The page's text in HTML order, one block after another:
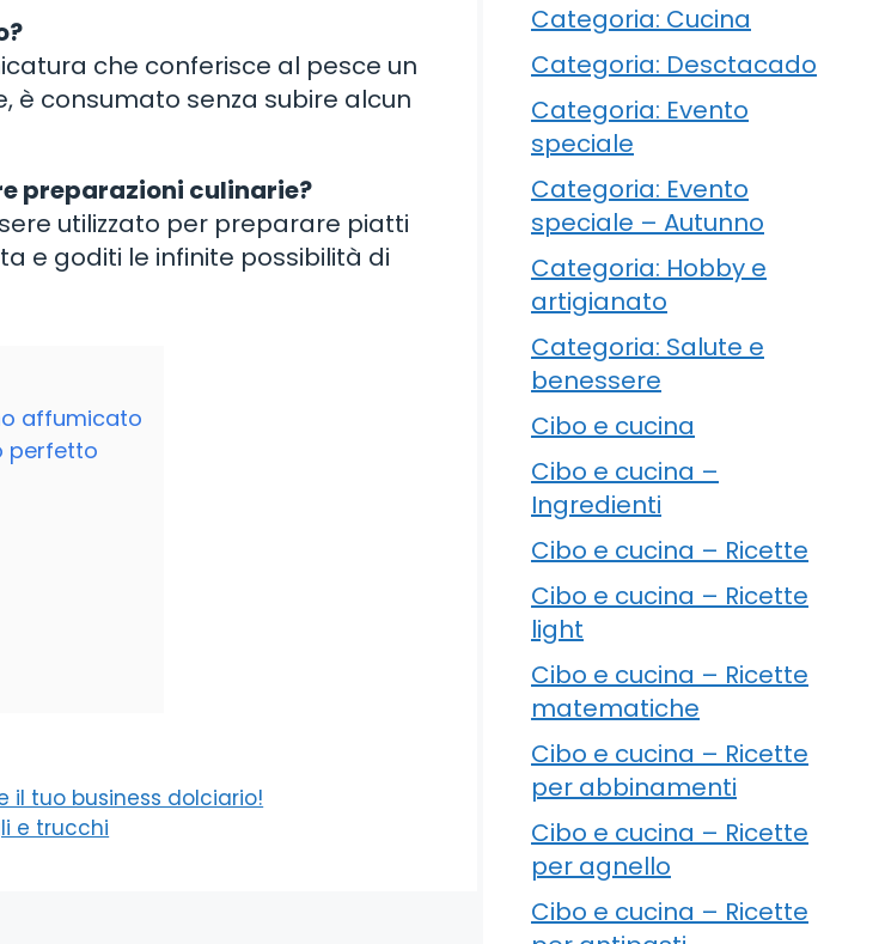
che conferisce al pesce un
è consumato senza subire alcun
preparazioni culinarie?
utilizzato per preparare piatti
e goditi le infinite possibilità di
affumicato
perfetto
il tuo business dolciario!
e trucchi
Categoria: Cucina
Categoria: Desctacado
Categoria: Evento
speciale
Categoria: Evento
speciale – Autunno
Categoria: Hobby e
artigianato
Categoria: Salute e
benessere
Cibo e cucina
Cibo e cucina –
Ingredienti
Cibo e cucina – Ricette
Cibo e cucina – Ricette
light
Cibo e cucina – Ricette
matematiche
Cibo e cucina – Ricette
per abbinamenti
Cibo e cucina – Ricette
per agnello
Cibo e cucina – Ricette